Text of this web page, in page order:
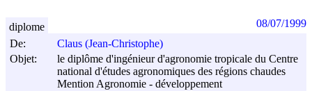
De:
Claus (Jean-Christophe)
Objet:
le diplôme d'ingénieur d'agronomie tropicale du Centre
national d'études agronomiques des régions chaudes
Mention Agronomie - développement
diplome 08/07/1999